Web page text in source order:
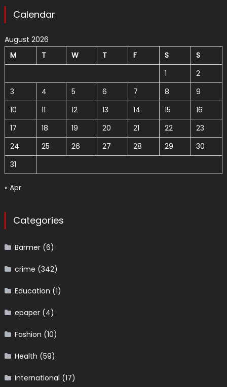
Calendar
August 2026
M
T W T F S
S
1
2
3
4 5 6 7 8
9
10
11 12 13 14 15
16
17
18 19 20 21 22
23
24
25 26 27 28 29
30
31
« Apr
Categories
Barmer(6)
crime (342)
Education (1)
epaper(4)
Fashion (10)
Health (59)
International (17)